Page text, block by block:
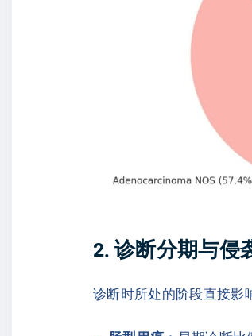
2. 诊断分期与侵
诊断时所处的阶段直接影